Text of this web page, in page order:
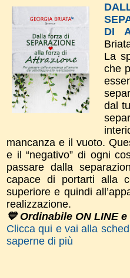
DI
La
che
dal
mancanza e il vuoto.
e il “negativo” di ogni
passare dalla
capace di portarti alla
superiore e quindi
realizzazione.
💙 Ordinabile ON LINE
Clicca qui e vai alla
saperne di più